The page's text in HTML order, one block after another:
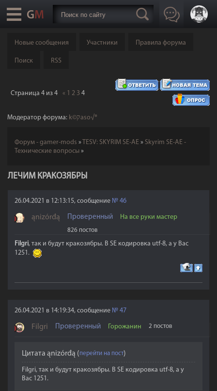
Новые сообщения Участники Правила форума
Поиск RSS
Страница 4 из 4 « 1 2 3 4
Модератор форума: k©קaso√®
Форум - gamer-mods » TESV: SKYRIM SE-AE » Skyrim SE-AE -
Технические вопросы »
ЛЕЧИМ КРАКОЗЯБРЫ
26.04.2021 в 12:13:15, сообщение № 46
ąnizórđą Проверенный На все руки мастер
826 постов
Filgri, так и будут кракозябры. В SE кодировка utf-8, а у Вас
1251.
26.04.2021 в 14:19:34, сообщение № 47
Filgri Проверенный Горожанин 2 постов
Цитата ąnizórđą ( )
Filgri, так и будут кракозябры. В SE кодировка utf-8, а у
Вас 1251.